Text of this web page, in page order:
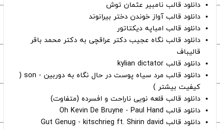
دانلود قالب نامبیر عثمان ‌توش
دانلود قالب آواز خوندن دختر بیرانوند
دانلود قالب امباپه دیکتاتور
دانلود قالب نگاه عجیب دکتر عراقچی به دکتر محمد باقر
قالیباف
دانلود قالب kylian dictator
دانلود قالب مرد سیاه پوست در حال نگاه به دوربین - son (
کیفیت بیشتر )
دانلود قالب قلعه نویی ناراحت و افسرده (متفاوت)
دانلود قالب Oh Kevin De Bruyne - Paul Hand
دانلود قالب Gut Genug - kitschrieg ft. Shirin david